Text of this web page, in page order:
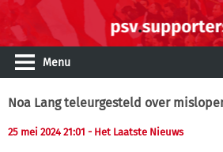
Menu
Noa Lang teleurgesteld over
25 mei 2024 21:01 - Het Laatste Nieuws